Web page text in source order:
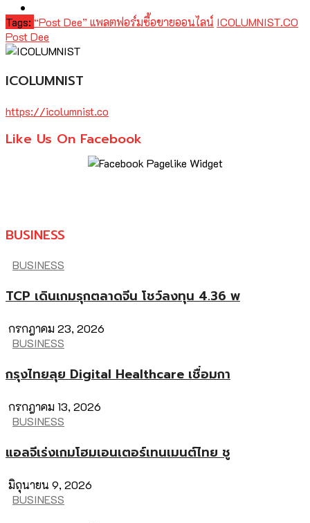
Tags: “Post Dee” แพลตฟอร์มซื้อขายออนไลน์ ICOLUMNIST.CO
Post Dee
ICOLUMNIST
https://icolumnist.co
Like Us On Facebook
BUSINESS
BUSINESS
TCP เดินเกมรุกตลาดจีน โชว์ลงทุน 4.36 พ
กรกฎาคม 23, 2026
BUSINESS
กรุงไทยลุย Digital Healthcare เชื่อมกา
กรกฎาคม 13, 2026
BUSINESS
แอลจีเร่งเกมโฮมเอนเตอร์เทนเมนต์ไทย ชู
มิถุนายน 9, 2026
BUSINESS